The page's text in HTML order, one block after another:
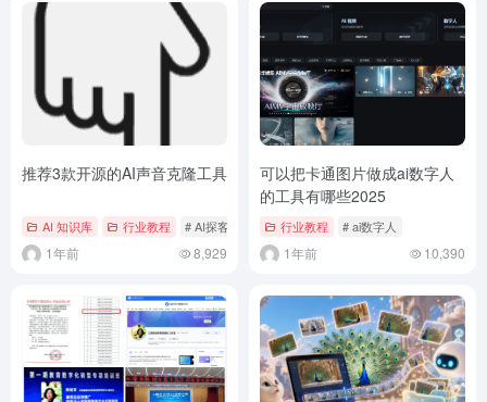
推荐3款开源的AI声音克隆工具
AI 知识库 行业教程 # AI探客
1年前 8,929
可以把卡通图片做成ai数字人
的工具有哪些2025
行业教程 # ai数字人
1年前 10,390